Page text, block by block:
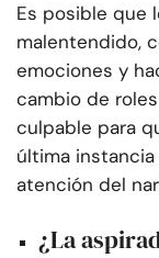
Es posible que
malentendido,
emociones y
cambio de
culpable para
última
atención del
¿La